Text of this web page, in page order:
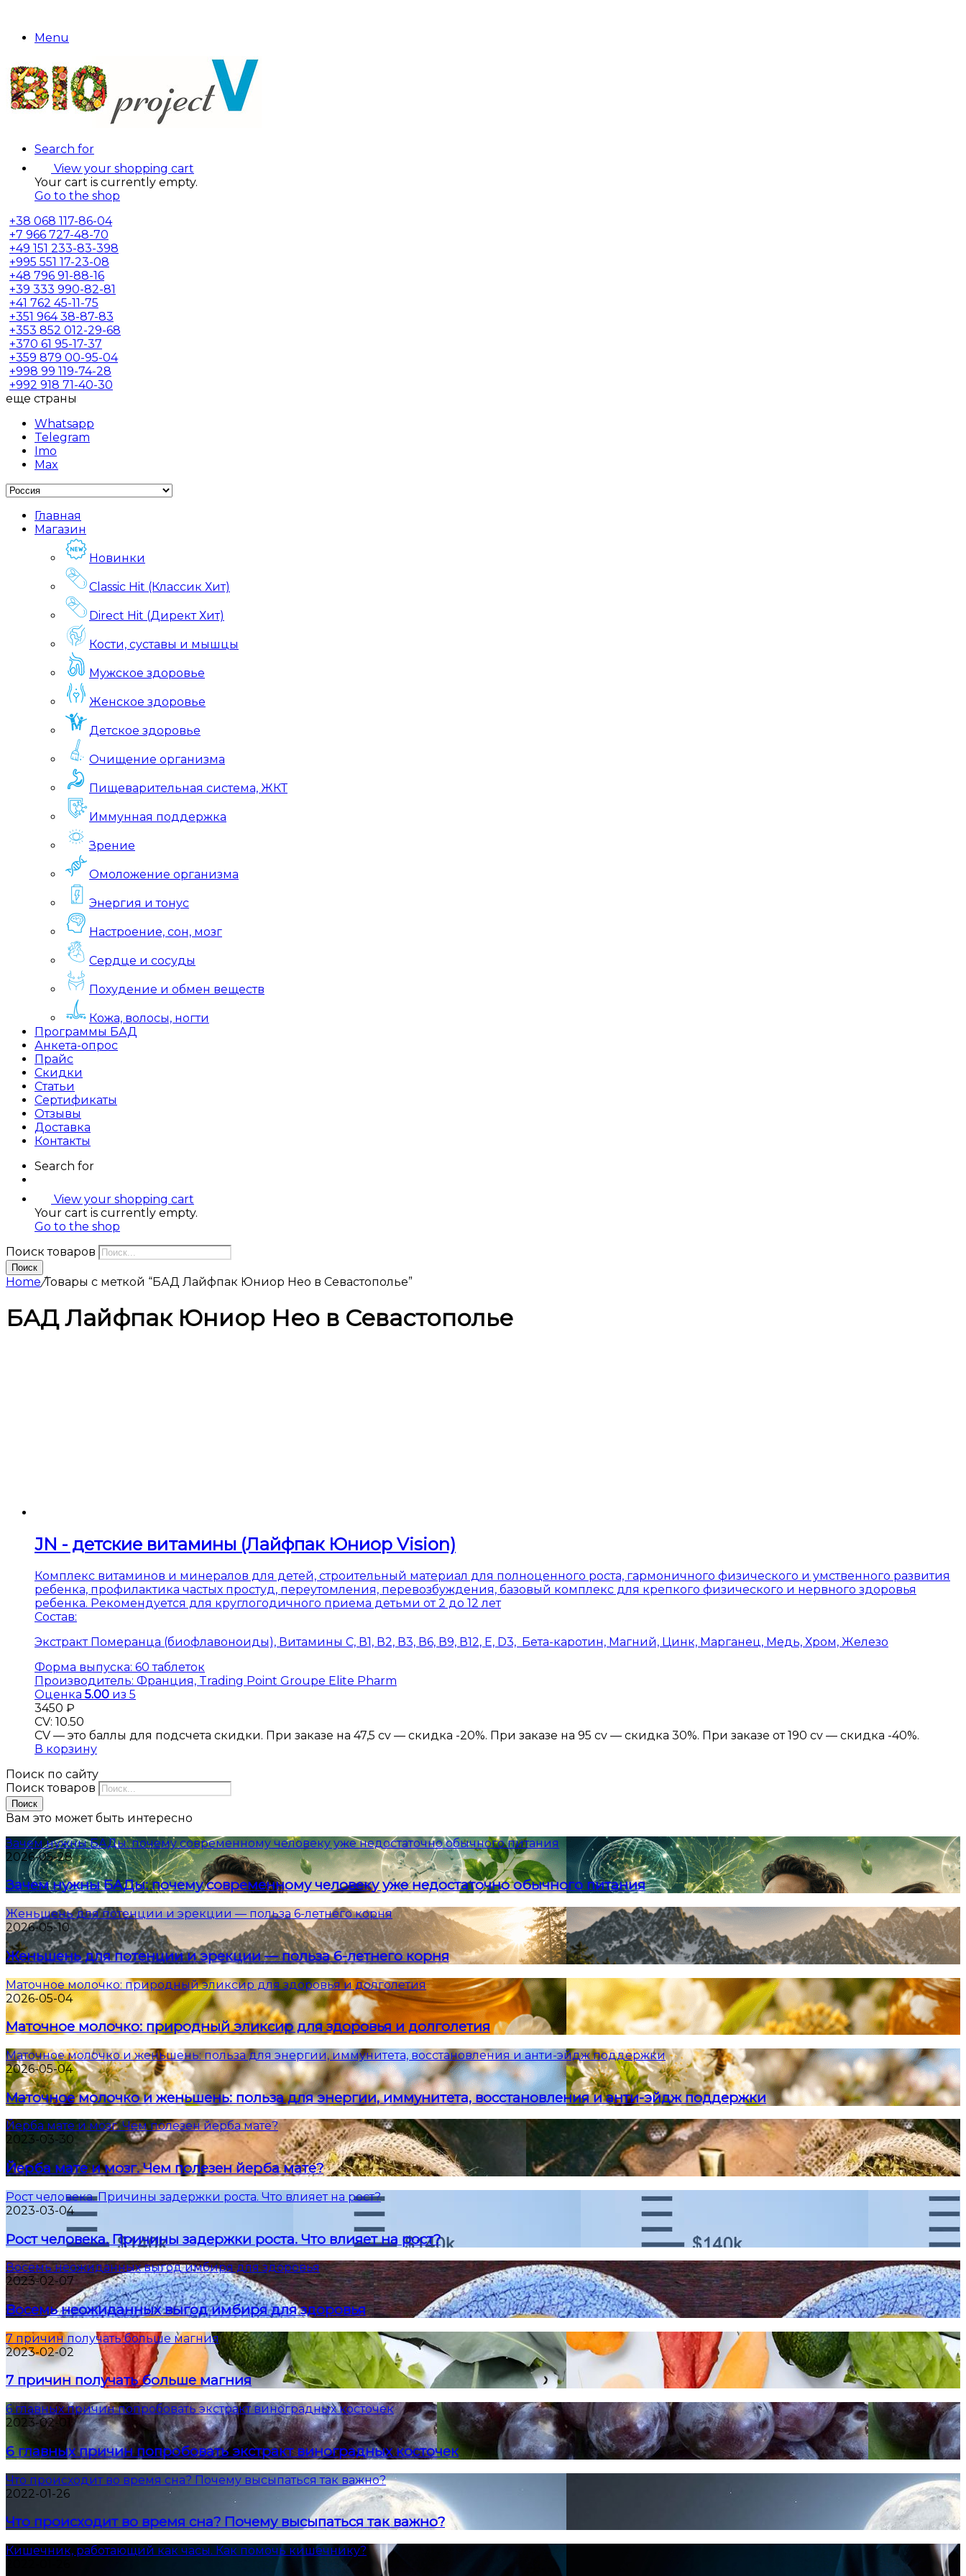
Menu
Search for
View your shopping cart
Your cart is currently empty.
Go to the shop
+38 068 117-86-04
+7 966 727-48-70
+49 151 233-83-398
+995 551 17-23-08
+48 796 91-88-16
+39 333 990-82-81
+41 762 45-11-75
+351 964 38-87-83
+353 852 012-29-68
+370 61 95-17-37
+359 879 00-95-04
+998 99 119-74-28
+992 918 71-40-30
еще страны
Whatsapp
Telegram
Imo
Max
Главная
Магазин
Новинки
Classic Hit (Классик Хит)
Direct Hit (Директ Хит)
Кости, суставы и мышцы
Мужское здоровье
Женское здоровье
Детское здоровье
Очищение организма
Пищеварительная система, ЖКТ
Иммунная поддержка
Зрение
Омоложение организма
Энергия и тонус
Настроение, сон, мозг
Сердце и сосуды
Похудение и обмен веществ
Кожа, волосы, ногти
Программы БАД
Анкета-опрос
Прайс
Скидки
Статьи
Сертификаты
Отзывы
Доставка
Контакты
Search for
View your shopping cart
Your cart is currently empty.
Go to the shop
Поиск товаров
Поиск
Home/Товары с меткой “БАД Лайфпак Юниор Нео в Севастополье”
БАД Лайфпак Юниор Нео в Севастополье
JN - детские витамины (Лайфпак Юниор Vision)
Комплекс витаминов и минералов для детей, строительный материал для полноценного роста, гармоничного физического и умственного развития
ребенка, профилактика частых простуд, переутомления, перевозбуждения, базовый комплекс для крепкого физического и нервного здоровья
ребенка. Рекомендуется для круглогодичного приема детьми от 2 до 12 лет
Состав:
Экстракт Померанца (биофлавоноиды), Витамины С, В1, В2, В3, В6, В9, В12, Е, D3, Бета-каротин, Магний, Цинк, Марганец, Медь, Хром, Железо
Форма выпуска: 60 таблеток
Производитель: Франция, Trading Point Groupe Elite Pharm
Оценка 5.00 из 5
3450 ₽
CV: 10.50
CV — это баллы для подсчета скидки. При заказе на 47,5 cv — скидка -20%. При заказе на 95 cv — скидка 30%. При заказе от 190 cv — скидка -40%.
В корзину
Поиск по сайту
Поиск товаров
Поиск
Вам это может быть интересно
Зачем нужны БАДы: почему современному человеку уже недостаточно обычного питания
2026-05-28
Зачем нужны БАДы: почему современному человеку уже недостаточно обычного питания
Женьшень для потенции и эрекции — польза 6-летнего корня
2026-05-10
Женьшень для потенции и эрекции — польза 6-летнего корня
Маточное молочко: природный эликсир для здоровья и долголетия
2026-05-04
Маточное молочко: природный эликсир для здоровья и долголетия
Маточное молочко и женьшень: польза для энергии, иммунитета, восстановления и анти-эйдж поддержки
2026-05-04
Маточное молочко и женьшень: польза для энергии, иммунитета, восстановления и анти-эйдж поддержки
Йерба мате и мозг. Чем полезен йерба мате?
2023-03-30
Йерба мате и мозг. Чем полезен йерба мате?
Рост человека. Причины задержки роста. Что влияет на рост?
2023-03-04
Рост человека. Причины задержки роста. Что влияет на рост?
Восемь неожиданных выгод имбиря для здоровья
2023-02-07
Восемь неожиданных выгод имбиря для здоровья
7 причин получать больше магния
2023-02-02
7 причин получать больше магния
6 главных причин попробовать экстракт виноградных косточек
2023-02-01
6 главных причин попробовать экстракт виноградных косточек
Что происходит во время сна? Почему высыпаться так важно?
2022-01-26
Что происходит во время сна? Почему высыпаться так важно?
Кишечник, работающий как часы. Как помочь кишечнику?